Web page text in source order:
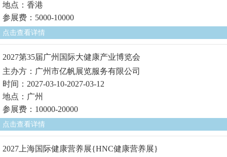
地点：香港
参展费：5000-10000
点击查看详情
2027第35届广州国际大健康产业博览会
主办方：广州市亿帆展览服务有限公司
时间：2027-03-10-2027-03-12
地点：广州
参展费：10000-20000
点击查看详情
2027上海国际健康营养展{HNC健康营养展}